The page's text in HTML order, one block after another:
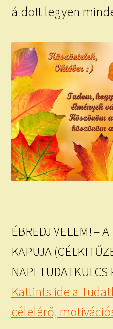
áldott legyen
ÉBREDJ VELEM! –
KAPUJA
NAPI TUDATKULCS
Kattints ide a
célelérő,